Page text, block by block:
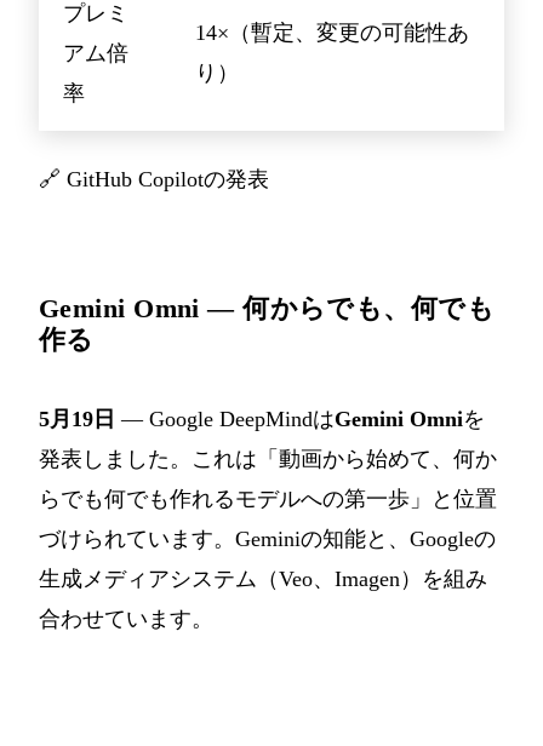
プレミ
アム倍
率
14×（暫定、変更の可能性あ
り）
🔗 GitHub Copilotの発表
Gemini Omni — 何からでも、何でも
作る
5月19日 — Google DeepMindはGemini Omniを
発表しました。これは「動画から始めて、何か
らでも何でも作れるモデルへの第一歩」と位置
づけられています。Geminiの知能と、Googleの
生成メディアシステム（Veo、Imagen）を組み
合わせています。